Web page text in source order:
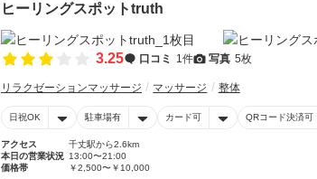
ヒーリングスポットtruth
3.25 口コミ 1件 写真 5枚
リラクゼーションマッサージ マッサージ 整体
日祝OK 駐車場有 カード可 QRコード決済可
アクセス
千丈駅から2.6km
本日の営業状況 13:00〜21:00
価格帯
￥2,500〜￥10,000